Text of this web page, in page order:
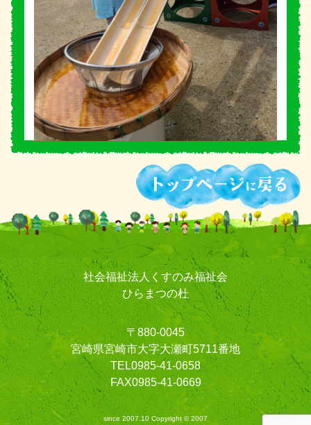
社会福祉法人くすのみ福祉会
ひらまつの杜
〒880-0045
宮崎県宮崎市大字大瀬町5711番地
TEL0985-41-0658
FAX0985-41-0669
since 2007.10 Copyright © 2007